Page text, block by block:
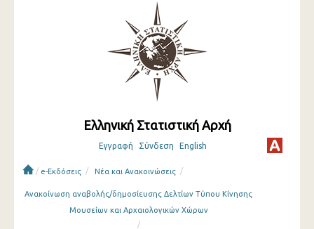
Ελληνική Στατιστική Αρχή
Εγγραφή Σύνδεση English
/ e-Εκδόσεις / Νέα και Ανακοινώσεις /
Ανακοίνωση αναβολής/δημοσίευσης Δελτίων Τύπου Κίνησης
Μουσείων και Αρχαιολογικών Χώρων
/